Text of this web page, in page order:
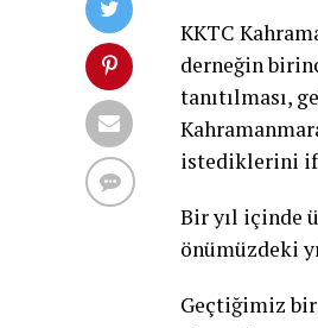
KKTC
derneğin
tanıtılması,
istediklerini
Bir yıl içinde
önümüzdeki
Geçtiğimiz